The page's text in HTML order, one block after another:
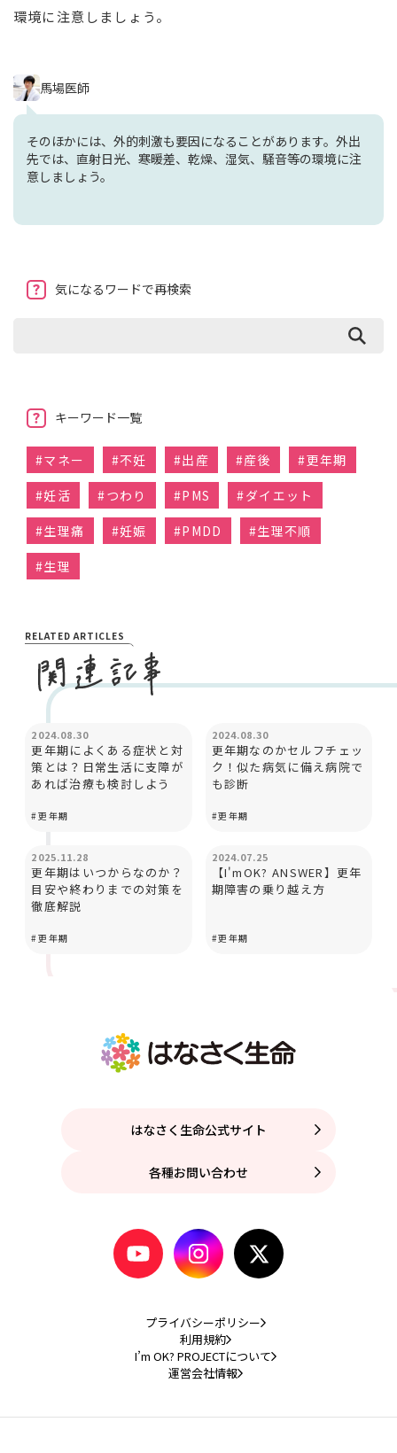
環境に注意しましょう。
馬場医師
そのほかには、外的刺激も要因になることがあります。外出
先では、直射日光、寒暖差、乾燥、湿気、騒音等の環境に注
意しましょう。
気になるワードで再検索
キーワード一覧
#マネー #不妊 #出産 #産後 #更年期
#妊活 #つわり #PMS #ダイエット
#生理痛 #妊娠 #PMDD #生理不順
#生理
RELATED ARTICLES
2024.08.30
更年期によくある症状と対
策とは？日常生活に支障が
あれば治療も検討しよう
#更年期
2024.08.30
更年期なのかセルフチェッ
ク！似た病気に備え病院で
も診断
#更年期
2025.11.28
更年期はいつからなのか？
目安や終わりまでの対策を
徹底解説
#更年期
2024.07.25
【I'mOK? ANSWER】更年
期障害の乗り越え方
#更年期
はなさく生命公式サイト
各種お問い合わせ
プライバシーポリシー
利用規約
I’m OK? PROJECTについて
運営会社情報